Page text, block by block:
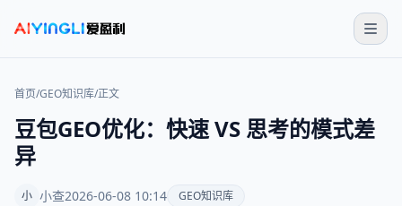
首页/GEO知识库/正文
豆包GEO优化：快速 VS 思考的模式差
异
小 小查2026-06-08 10:14 GEO知识库